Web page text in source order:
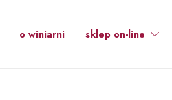
o winiarni sklep on-line